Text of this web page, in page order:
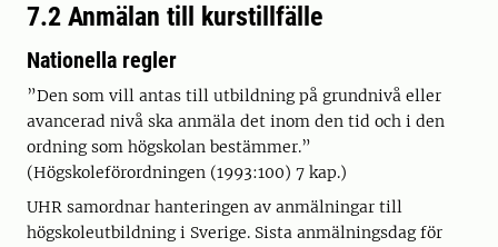
7.2 Anmälan till kurstillfälle
Nationella regler
”Den som vill antas till utbildning på grundnivå eller
avancerad nivå ska anmäla det inom den tid och i den
ordning som högskolan bestämmer.”
(Högskoleförordningen (1993:100) 7 kap.)
UHR samordnar hanteringen av anmälningar till
högskoleutbildning i Sverige. Sista anmälningsdag för